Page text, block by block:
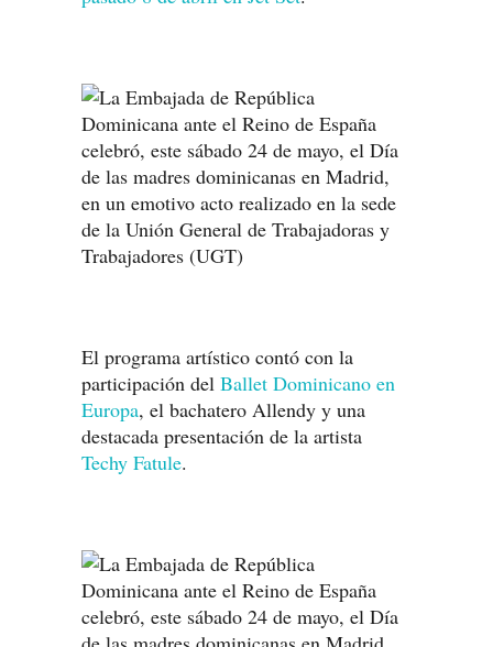
El programa artístico contó con la
participación del Ballet Dominicano en
Europa, el bachatero Allendy y una
destacada presentación de la artista
Techy Fatule.